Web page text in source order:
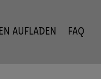
AUFLADEN FAQ